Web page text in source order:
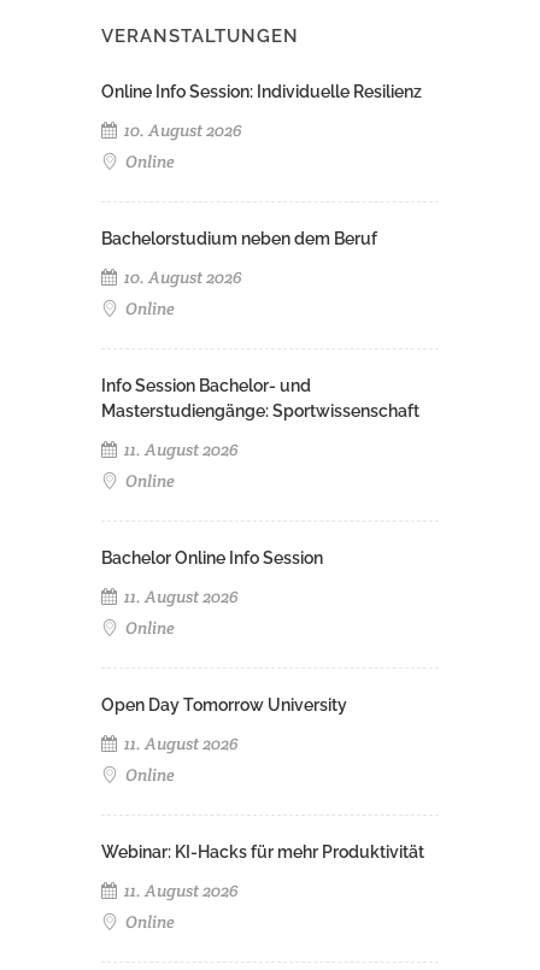
VERANSTALTUNGEN
Online Info Session: Individuelle Resilienz
10. August 2026
Online
Bachelorstudium neben dem Beruf
10. August 2026
Online
Info Session Bachelor- und
Masterstudiengänge: Sportwissenschaft
11. August 2026
Online
Bachelor Online Info Session
11. August 2026
Online
Open Day Tomorrow University
11. August 2026
Online
Webinar: KI-Hacks für mehr Produktivität
11. August 2026
Online